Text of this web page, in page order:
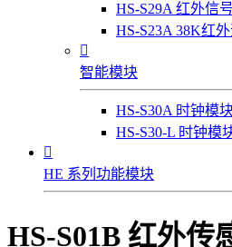
HS-S29A 红外信
HS-S23A 38K红

智能模块
HS-S30A 时钟模
HS-S30-L 时钟模

HE 系列功能模块
HS-S01B 红外传